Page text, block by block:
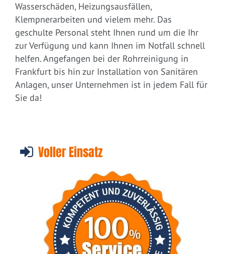
Wasserschäden, Heizungsausfällen,
Klempnerarbeiten und vielem mehr. Das
geschulte Personal steht Ihnen rund um die Ihr
zur Verfügung und kann Ihnen im Notfall schnell
helfen. Angefangen bei der Rohrreinigung in
Frankfurt bis hin zur Installation von Sanitären
Anlagen, unser Unternehmen ist in jedem Fall für
Sie da!
Voller Einsatz